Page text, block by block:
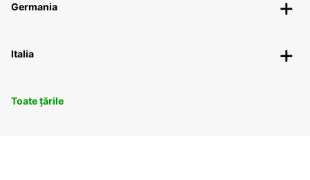
Germania
Italia
Toate țările